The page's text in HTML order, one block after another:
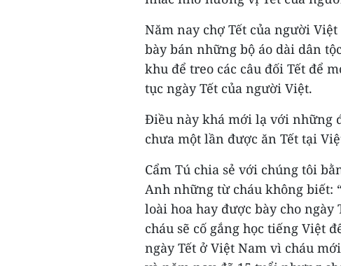
Năm nay chợ Tết của người
bày bán những bộ áo dài dân
khu để treo các câu đối Tết để
tục ngày Tết của người Việt.
Điều này khá mới lạ với những
chưa một lần được ăn Tết tại
Cẩm Tú chia sẻ với chúng tôi
Anh những từ cháu không biết:
loài hoa hay được bày cho ngày
cháu sẽ cố gắng học tiếng Việt
ngày Tết ở Việt Nam vì cháu